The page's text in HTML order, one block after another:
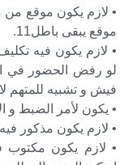
• لازم يكون موقع من
موقع يبقى باطل11.
• لازم يكون فيه
لو رفض الحضور في
فيش و تشبيه للمتهم لا
• يكون لأمر الضبط و
• لازم يكون مذكور
• لازم يكون مكتوب